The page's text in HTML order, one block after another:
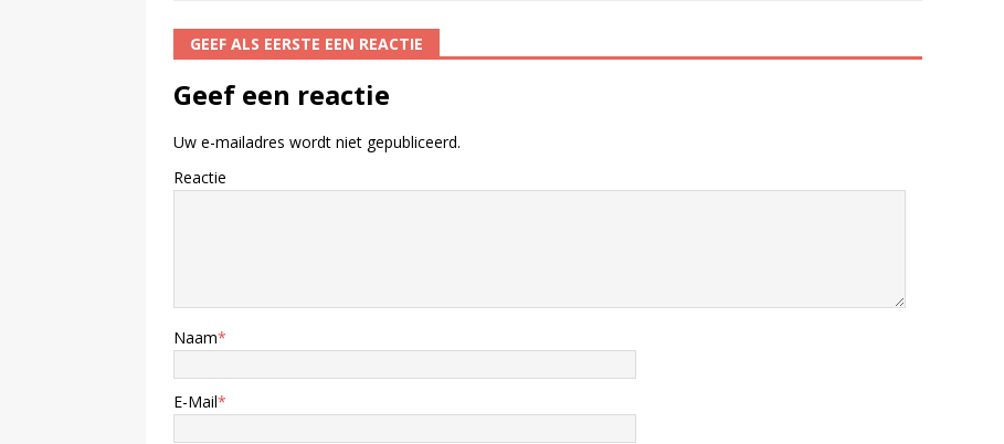
GEEF ALS EERSTE EEN REACTIE
Geef een reactie
Uw e-mailadres wordt niet gepubliceerd.
Reactie
Naam*
E-Mail*